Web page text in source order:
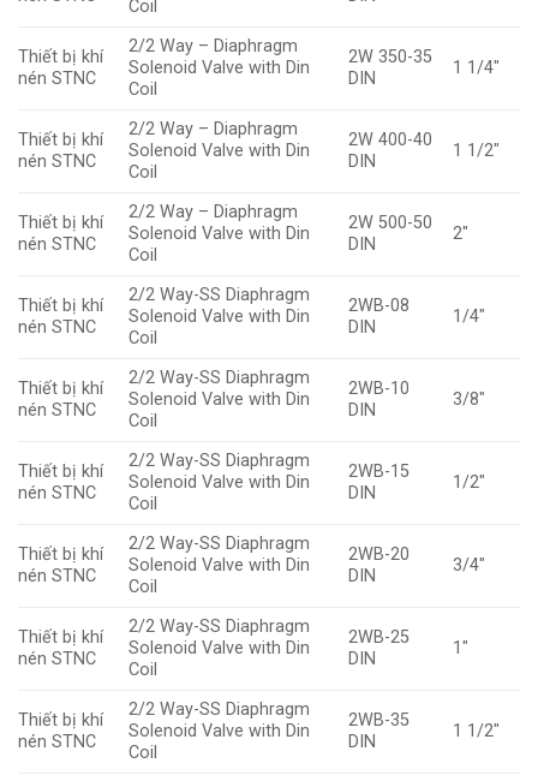
Coil
Thiết bị khí
nén STNC
2/2 Way – Diaphragm
Solenoid Valve with Din
Coil
2W 350-35
DIN
1 1/4″
Thiết bị khí
nén STNC
2/2 Way – Diaphragm
Solenoid Valve with Din
Coil
2W 400-40
DIN
1 1/2″
Thiết bị khí
nén STNC
2/2 Way – Diaphragm
Solenoid Valve with Din
Coil
2W 500-50
DIN
2″
Thiết bị khí
nén STNC
2/2 Way-SS Diaphragm
Solenoid Valve with Din
Coil
2WB-08
DIN
1/4″
Thiết bị khí
nén STNC
2/2 Way-SS Diaphragm
Solenoid Valve with Din
Coil
2WB-10
DIN
3/8″
Thiết bị khí
nén STNC
2/2 Way-SS Diaphragm
Solenoid Valve with Din
Coil
2WB-15
DIN
1/2″
Thiết bị khí
nén STNC
2/2 Way-SS Diaphragm
Solenoid Valve with Din
Coil
2WB-20
DIN
3/4″
Thiết bị khí
nén STNC
2/2 Way-SS Diaphragm
Solenoid Valve with Din
Coil
2WB-25
DIN
1″
Thiết bị khí
nén STNC
2/2 Way-SS Diaphragm
Solenoid Valve with Din
Coil
2WB-35
DIN
1 1/2″